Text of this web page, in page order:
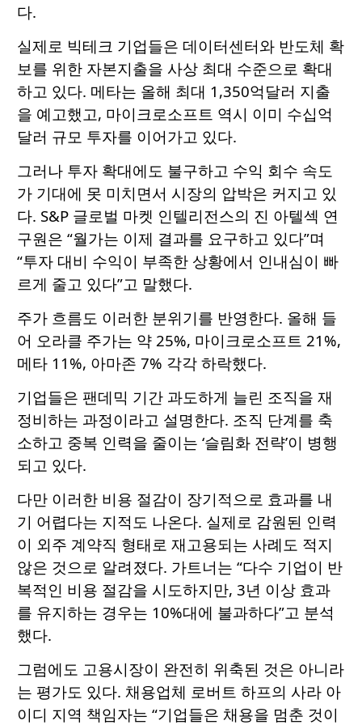
다.
실제로 빅테크 기업들은 데이터센터와 반도체 확
보를 위한 자본지출을 사상 최대 수준으로 확대
하고 있다. 메타는 올해 최대 1,350억달러 지출
을 예고했고, 마이크로소프트 역시 이미 수십억
달러 규모 투자를 이어가고 있다.
그러나 투자 확대에도 불구하고 수익 회수 속도
가 기대에 못 미치면서 시장의 압박은 커지고 있
다. S&P 글로벌 마켓 인텔리전스의 진 아텔섹 연
구원은 “월가는 이제 결과를 요구하고 있다”며
“투자 대비 수익이 부족한 상황에서 인내심이 빠
르게 줄고 있다”고 말했다.
주가 흐름도 이러한 분위기를 반영한다. 올해 들
어 오라클 주가는 약 25%, 마이크로소프트 21%,
메타 11%, 아마존 7% 각각 하락했다.
기업들은 팬데믹 기간 과도하게 늘린 조직을 재
정비하는 과정이라고 설명한다. 조직 단계를 축
소하고 중복 인력을 줄이는 ‘슬림화 전략’이 병행
되고 있다.
다만 이러한 비용 절감이 장기적으로 효과를 내
기 어렵다는 지적도 나온다. 실제로 감원된 인력
이 외주 계약직 형태로 재고용되는 사례도 적지
않은 것으로 알려졌다. 가트너는 “다수 기업이 반
복적인 비용 절감을 시도하지만, 3년 이상 효과
를 유지하는 경우는 10%대에 불과하다”고 분석
했다.
그럼에도 고용시장이 완전히 위축된 것은 아니라
는 평가도 있다. 채용업체 로버트 하프의 사라 아
이디 지역 책임자는 “기업들은 채용을 멈춘 것이